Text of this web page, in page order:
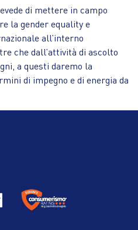
di mettere in campo
la gender equality e
all’interno
che dall’attività di ascolto
a questi daremo la
di impegno e di energia da